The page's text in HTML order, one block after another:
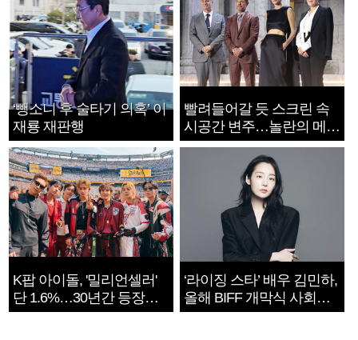
‘뺑소니 후 술타기 의혹’ 이
재룡 재판행
빨려들어갈 듯 스크린 속
시공간 변주…놀란의 메시
지는 ‘전쟁 속죄’
K팝 아이돌, '밀리언셀러'
단 1.6%…30년간 등장
1182개팀 전수조사
‘라이징 스타’ 배우 김민하,
올해 BIFF 개막식 사회자
확정